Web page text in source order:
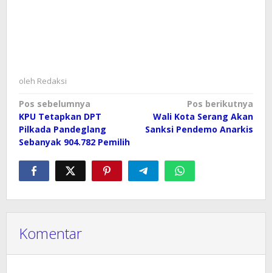
oleh Redaksi
Navigasi
pos
Pos sebelumnya
KPU Tetapkan DPT
Pilkada Pandeglang
Sebanyak 904.782 Pemilih
Pos berikutnya
Wali Kota Serang Akan
Sanksi Pendemo Anarkis
Komentar